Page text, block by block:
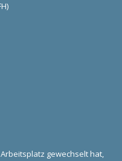
gewechselt hat,